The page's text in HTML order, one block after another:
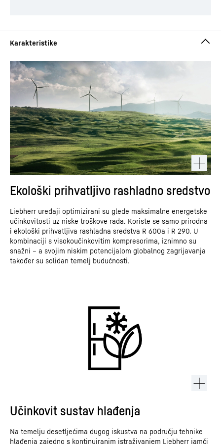
Ekološki prihvatljivo rashladno sredstvo
Liebherr uređaji optimizirani su glede maksimalne energetske
učinkovitosti uz niske troškove rada. Koriste se samo prirodna
i ekološki prihvatljiva rashladna sredstva R 600a i R 290. U
kombinaciji s visokoučinkovitim kompresorima, iznimno su
snažni – a svojim niskim potencijalom globalnog zagrijavanja
također su solidan temelj budućnosti.
Učinkovit sustav hlađenja
Na temelju desetljećima dugog iskustva na području tehnike
hlađenja zajedno s kontinuiranim istraživanjem Liebherr jamči